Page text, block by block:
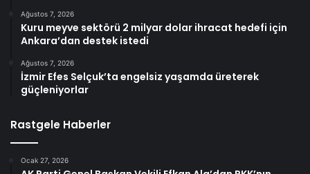
Ağustos 7, 2026
Kuru meyve sektörü 2 milyar dolar ihracat hedefi için
Ankara’dan destek istedi
Ağustos 7, 2026
İzmir Efes Selçuk’ta engelsiz yaşamda üreterek
güçleniyorlar
Rastgele Haberler
Ocak 27, 2026